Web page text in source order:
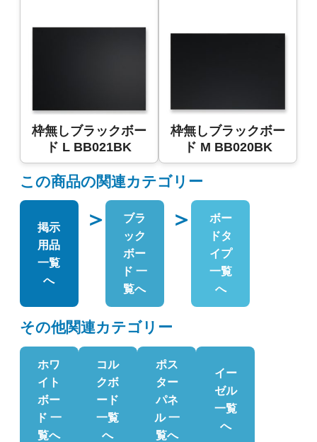
枠無しブラックボー
ド L BB021BK
枠無しブラックボー
ド M BB020BK
この商品の関連カテゴリー
掲示
用品
一覧
へ
＞
ブラ
ック
ボー
ド 一
覧へ
＞
ボー
ドタ
イプ
一覧
へ
その他関連カテゴリー
ホワ
イト
ボー
ド 一
覧へ
コル
クボ
ード
一覧
へ
ポス
ター
パネ
ル 一
覧へ
イー
ゼル
一覧
へ